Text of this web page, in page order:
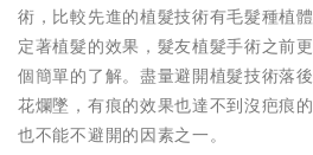
術，比較先進的植髮技術有毛髮種植
定著植髮的效果，髮友植髮手術之前
個簡單的了解。盡量避開植髮技術落
花爛墜，有痕的效果也達不到沒疤痕
也不能不避開的因素之一。